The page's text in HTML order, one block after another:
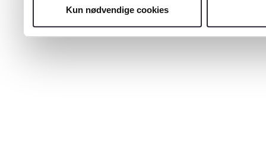
Kun nødvendige cookies